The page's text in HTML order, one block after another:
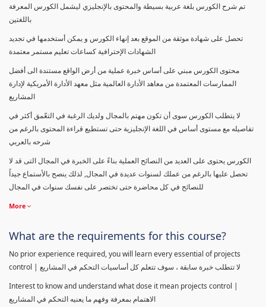
تم شرح الكورس بلغة عربية بسيطة والمحتوى بالإنجليزي ليشمل الكورس المعرفة
باللغتين
تحصل على شهادة موثقة من الموقع بعد إنهاء الكورس و يمكن أستخدمها في تجديد
الشهادات الإحترافية كساعات تعليم مستمر معتمدة
محتوى الكورس مبني على أساس خبرة عملية من أرض الواقع مستندة الى أفضل
الممارسات المعتمدة من معاهد الأدارة العالمية مثل معهد الأدارة الأمريكية لإدارة
المشاريع
لا يتطلب الكورس سوى أن تكون مهتم بالمجال ولديك الرغبة في التعّمق أكثر في
تفاصيله مع مستوى أساس في اللغة الإنجليزية حتى تستطيع قراءة المحتوى بالرغم من
شرحه بالعربي
الكورس يحتوى على العديد من النصائح العملية بناءً على الخبرة في المجال التى قد لا
تحصل عليها بالرغم من عملك لسنوات عديدة في المجال, لذلك ينصح بالأستماع جيداً
للنصائح في كل محاضرة حتى تختصر على نفسك سنوات في المجال
More
What are the requirements for this course?
No prior experience required, you will learn every essential of projects
control | لا تتطلب خبرة سابقة ، سوف تتعلم كل أساسيات التحكم في المشاريع
Interest to know and understand what dose it mean projects control |
الاهتمام بمعرفة وفهم ما يعنيه التحكم في المشاريع